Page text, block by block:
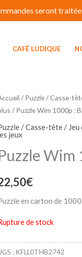
CAFÉ LUDIQUE
/ Puzzle / Casse-
/ Puzzle Wim 1000p :
/ Casse-tête / Jeu
jeux
Wim
€
en carton de
de stock
: KFLL0THB2742
seront